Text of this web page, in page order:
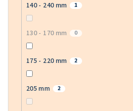
140 - 240 mm 1
130 - 170 mm 0
175 - 220 mm 2
205 mm 2